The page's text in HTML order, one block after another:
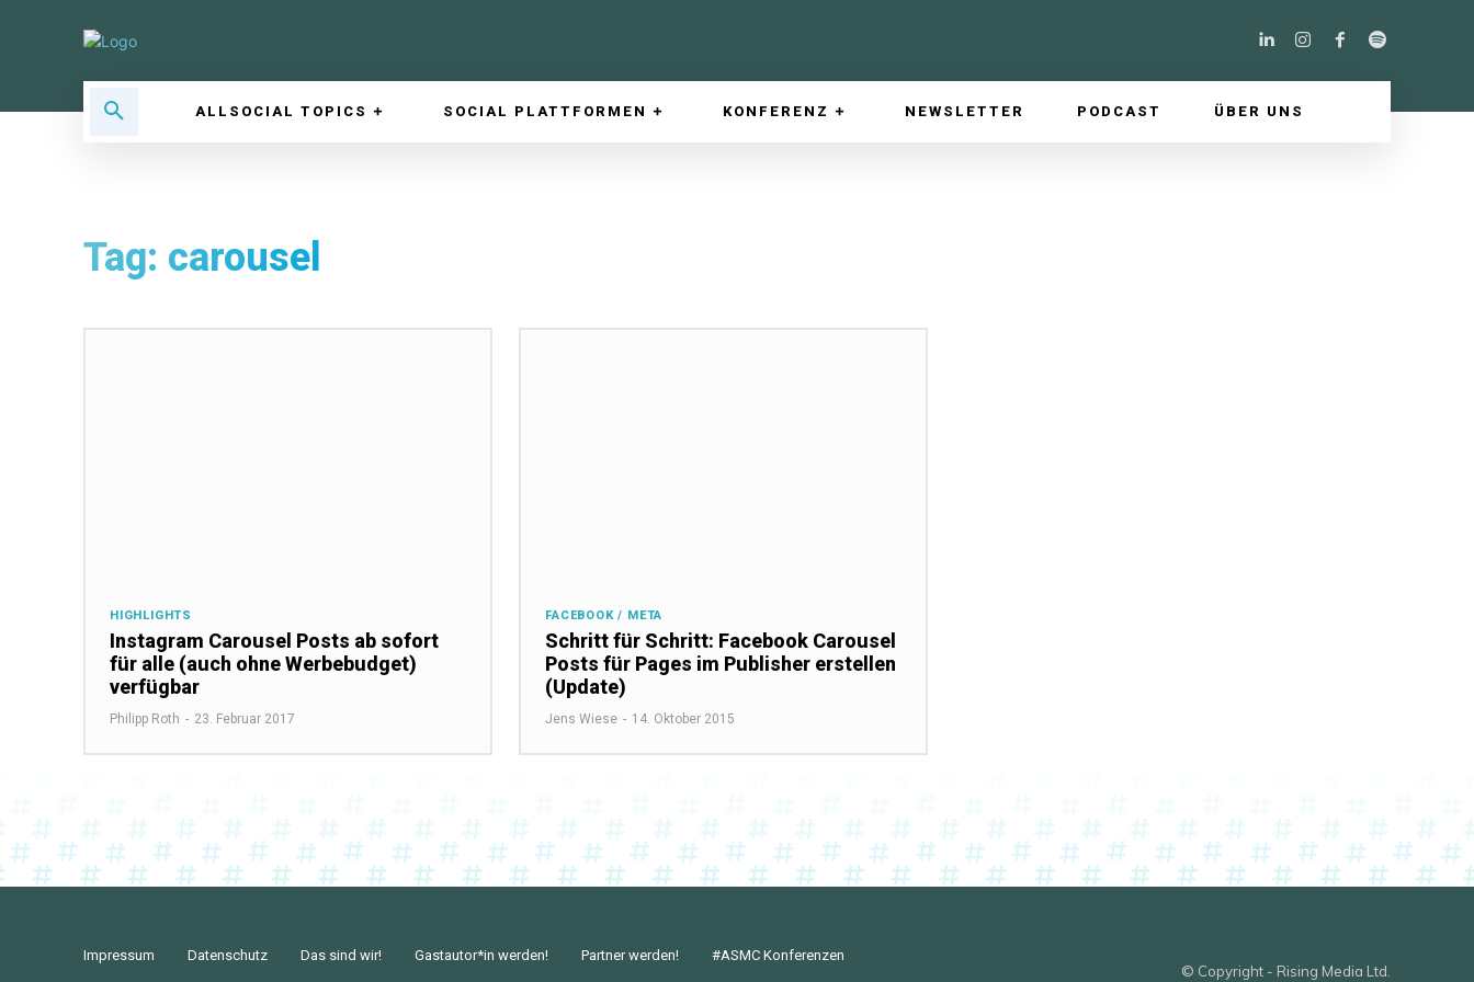
ALLSOCIAL TOPICS SOCIAL PLATTFORMEN KONFERENZ NEWSLETTER PODCAST ÜBER UNS
Tag: carousel
HIGHLIGHTS
Instagram Carousel Posts ab sofort
für alle (auch ohne Werbebudget)
verfügbar
Philipp Roth - 23. Februar 2017
FACEBOOK / META
Schritt für Schritt: Facebook Carousel
Posts für Pages im Publisher erstellen
(Update)
Jens Wiese - 14. Oktober 2015
Impressum Datenschutz Das sind wir! Gastautor*in werden! Partner werden! #ASMC Konferenzen
© Copyright - Rising Media Ltd.